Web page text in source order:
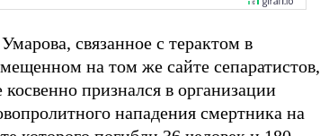
связанное с терактом в
на том же сайте сепаратистов,
признался в организации
нападения смертника на